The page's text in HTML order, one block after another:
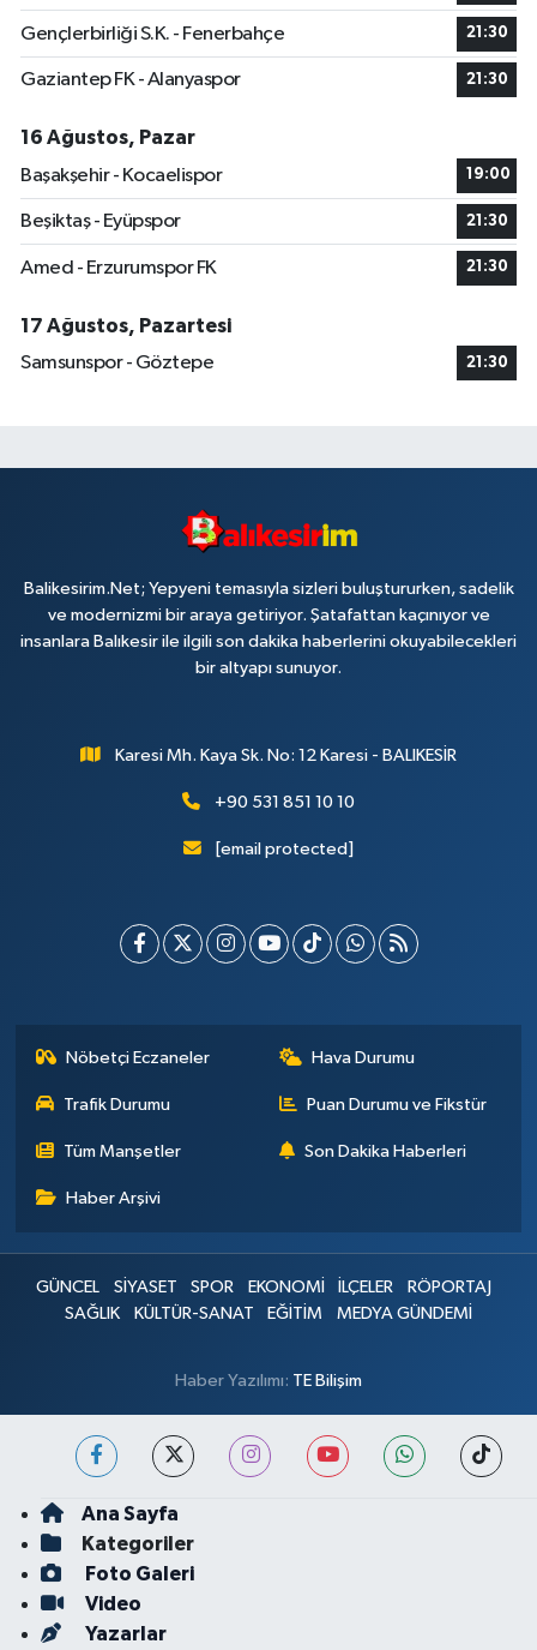
Gençlerbirliği S.K. - Fenerbahçe 21:30
Gaziantep FK - Alanyaspor 21:30
16 Ağustos, Pazar
Başakşehir - Kocaelispor
19:00
Beşiktaş - Eyüpspor 21:30
Amed - Erzurumspor FK 21:30
17 Ağustos, Pazartesi
Samsunspor - Göztepe
21:30
Balikesirim.Net; Yepyeni temasıyla sizleri buluştururken, sadelik
ve modernizmi bir araya getiriyor. Şatafattan kaçınıyor ve
insanlara Balıkesir ile ilgili son dakika haberlerini okuyabilecekleri
bir altyapı sunuyor.
Karesi Mh. Kaya Sk. No: 12 Karesi - BALIKESİR
+90 531 851 10 10
[email protected]
Nöbetçi Eczaneler Hava Durumu
Trafik Durumu Puan Durumu ve Fikstür
Tüm Manşetler Son Dakika Haberleri
Haber Arşivi
GÜNCEL SİYASET SPOR EKONOMİ İLÇELER
RÖPORTAJ
SAĞLIK
KÜLTÜR-SANAT EĞİTİM MEDYA GÜNDEMİ
Haber Yazılımı: TE Bilişim
Ana Sayfa
Kategoriler
Foto Galeri
Video
Yazarlar